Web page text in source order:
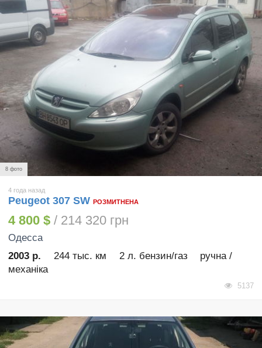
8 фото
4 года назад
Peugeot 307 SW РОЗМИТНЕНА
4 800 $ / 214 320 грн
Одесса
2003 р.
244 тыс. км 2 л. бензин/газ
ручна /
механіка
5137